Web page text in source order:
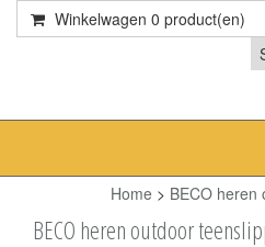
Winkelwagen 0 product(en)
Home > BECO heren
BECO heren outdoor